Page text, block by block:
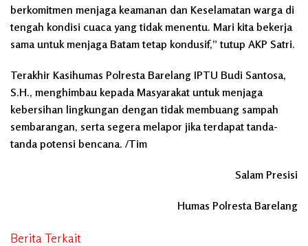
berkomitmen menjaga keamanan dan Keselamatan warga di
tengah kondisi cuaca yang tidak menentu. Mari kita bekerja
sama untuk menjaga Batam tetap kondusif,” tutup AKP Satri.
Terakhir Kasihumas Polresta Barelang IPTU Budi Santosa,
S.H., menghimbau kepada Masyarakat untuk menjaga
kebersihan lingkungan dengan tidak membuang sampah
sembarangan, serta segera melapor jika terdapat tanda-
tanda potensi bencana. /Tim
Salam Presisi
Humas Polresta Barelang
Berita Terkait